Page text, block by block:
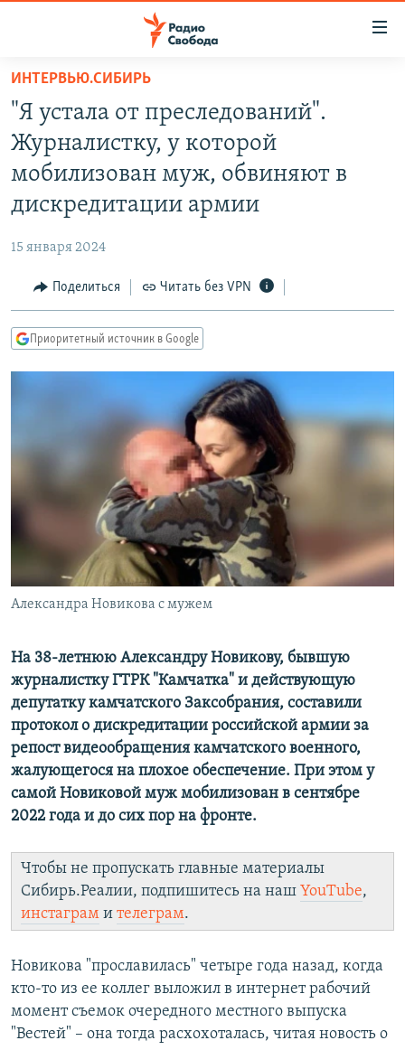
упрощенного
доступа
Вернуться
основному
содержанию
Вернутся
навигации
Вернутся
ПРОГРАММЫ
ПОДКАСТЫ
АВТОРСКИЕ ПРОЕКТЫ
КУЛЬТУРА
IDEL.РЕАЛИИ
КАВКАЗ.РЕАЛИИ
РАСПИСАНИЕ ВЕЩАНИЯ
ПОДПИШИТЕСЬ НА РАССЫЛКУ
СОЦИАЛЬНЫЕ СЕТИ
ИНТЕРВЬЮ.СИБИРЬ
"Я устала от преследований".
Журналистку, у которой
мобилизован муж, обвиняют в
дискредитации армии
15 января 2024
Поделиться Читать без VPN
Приоритетный источник в Google
Александра Новикова с мужем
На 38-летнюю Александру Новикову, бывшую
журналистку ГТРК "Камчатка" и действующую
депутатку камчатского Заксобрания, составили
протокол о дискредитации российской армии за
репост видеообращения камчатского военного,
жалующегося на плохое обеспечение. При этом у
самой Новиковой муж мобилизован в сентябре
2022 года и до сих пор на фронте.
Чтобы не пропускать главные материалы
Сибирь.Реалии, подпишитесь на наш YouTube,
инстаграм и телеграм.
Новикова "прославилась" четыре года назад, когда
кто-то из ее коллег выложил в интернет рабочий
момент съемок очередного местного выпуска
"Вестей" – она тогда расхохоталась, читая новость о